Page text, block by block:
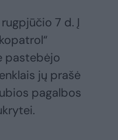
7 d. Į
pastebėjo
jų prašė
pagalbos